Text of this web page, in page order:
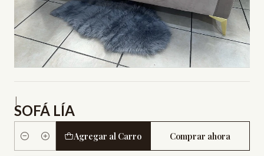
|
SOFÁ LÍA
Cantidad
Agregar al Carro Comprar ahora